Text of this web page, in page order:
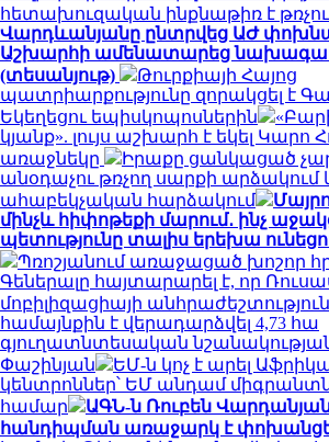
հետախուզական ինքնաթիռ է
Վարդևանյանը ընտրվեց ԱԺ
Աշխարհի ամենատարեց
(տեսանյութ)
Թուրքիայի Հայոց
պատրիարքությունը զորակցել է
Եկեղեցու եպիսկոպոսներին
կյանք». լույս աշխարհ է եկել Կարո
առաջնեկը
Իրաքը ցանկացած
անօդաչու թռչող սարքի
ահաբեկչական հարձակում
մինչև հիփոթեքի մարում․ ինչ
պետությունը տալիս երեխա
Պռոշյանում առաջացած խոշոր
Գեներալը հայտարարել է, որ
մոբիլիզացիայի
համայնքին է վերադարձվել 4,73 հա
գյուղատնտեսական
Փաշինյան
ԵՄ-ն կոչ է արել
կենտրոններ՝ ԵՄ անդամ
համար
ԱԳՆ-ն Ռուբեն
հանդիպման առաջարկ է